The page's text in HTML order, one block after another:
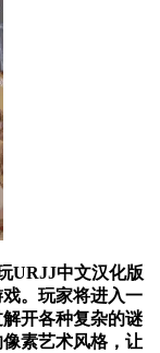
URJJ中文汉化版
。玩家将进入一
开各种复杂的谜
素艺术风格，让